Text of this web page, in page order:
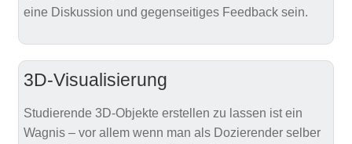
eine Diskussion und gegenseitiges Feedback sein.
3D-Visualisierung
Studierende 3D-Objekte erstellen zu lassen ist ein
Wagnis – vor allem wenn man als Dozierender selber